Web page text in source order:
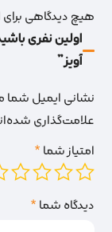
هیچ دیدگاهی
اولین نفری
آویز”
نشانی ایمیل
علامت‌گذاری
امتیاز شما*
دیدگاه شما*